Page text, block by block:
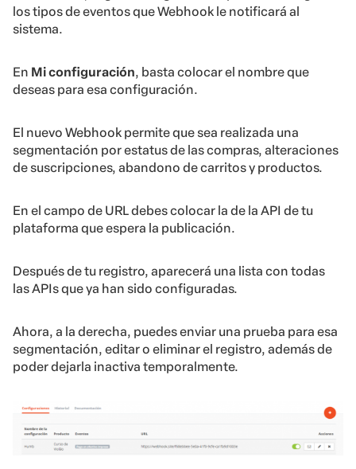
los tipos de eventos que Webhook le notificará al
sistema.
En Mi configuración, basta colocar el nombre que
deseas para esa configuración.
El nuevo Webhook permite que sea realizada una
segmentación por estatus de las compras, alteraciones
de suscripciones, abandono de carritos y productos.
En el campo de URL debes colocar la de la API de tu
plataforma que espera la publicación.
Después de tu registro, aparecerá una lista con todas
las APIs que ya han sido configuradas.
Ahora, a la derecha, puedes enviar una prueba para esa
segmentación, editar o eliminar el registro, además de
poder dejarla inactiva temporalmente.